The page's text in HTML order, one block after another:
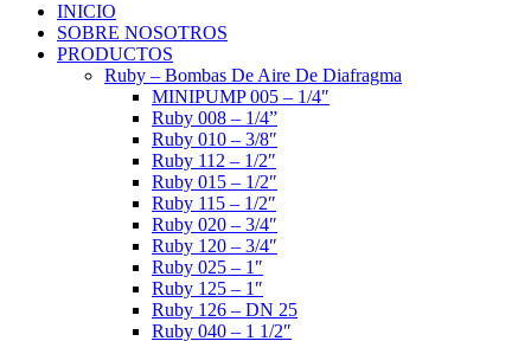
INICIO
SOBRE NOSOTROS
PRODUCTOS
Ruby – Bombas De Aire De Diafragma
MINIPUMP 005 – 1/4″
Ruby 008 – 1/4”
Ruby 010 – 3/8″
Ruby 112 – 1/2″
Ruby 015 – 1/2″
Ruby 115 – 1/2″
Ruby 020 – 3/4″
Ruby 120 – 3/4″
Ruby 025 – 1″
Ruby 125 – 1″
Ruby 126 – DN 25
Ruby 040 – 1 1/2″